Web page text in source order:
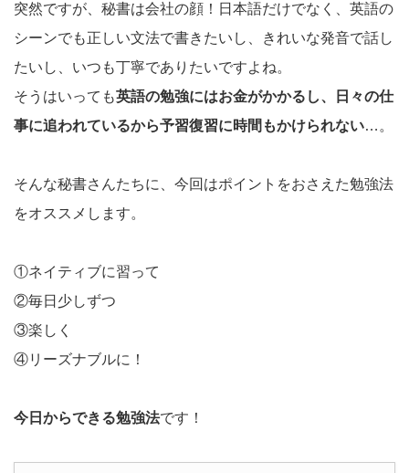
突然ですが、秘書は会社の顔！日本語だけでなく、英語の
シーンでも正しい文法で書きたいし、きれいな発音で話し
たいし、いつも丁寧でありたいですよね。
そうはいっても英語の勉強にはお金がかかるし、日々の仕
事に追われているから予習復習に時間もかけられない…。
そんな秘書さんたちに、今回はポイントをおさえた勉強法
をオススメします。
①ネイティブに習って
②毎日少しずつ
③楽しく
④リーズナブルに！
今日からできる勉強法です！